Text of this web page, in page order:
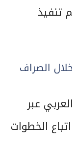
تنفيذ
الصراف
عبر
الخطوات